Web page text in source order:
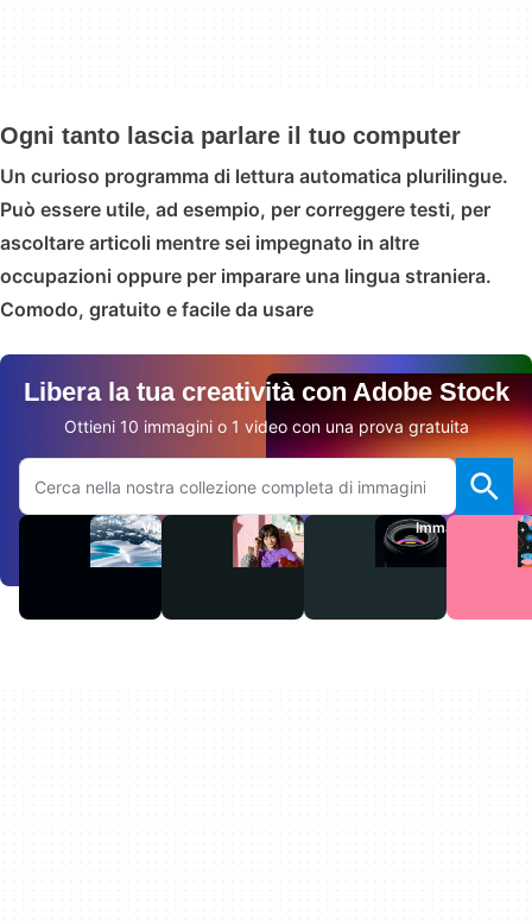
Ogni tanto lascia parlare il tuo computer
Un curioso programma di lettura automatica plurilingue.
Può essere utile, ad esempio, per correggere testi, per
ascoltare articoli mentre sei impegnato in altre
occupazioni oppure per imparare una lingua straniera.
Comodo, gratuito e facile da usare
Libera la tua creatività con Adobe Stock
Ottieni 10 immagini o 1 video con una prova gratuita
Cerca sul sito Adobe.com
Video Audio Immagini